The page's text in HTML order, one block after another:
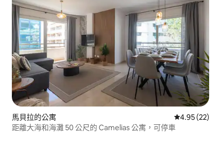
馬貝拉的公寓 從 22 則評價
4.95 (22)
距離大海和海灘 50 公尺的 Camelias 公寓，可停車